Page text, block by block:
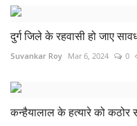
दुर्ग जिले के रहवासी हो जाए
Suvankar Roy Mar 6, 2024 0
कन्हैयालाल के हत्यारे को कठोर